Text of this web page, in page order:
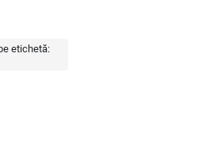
etichetă: